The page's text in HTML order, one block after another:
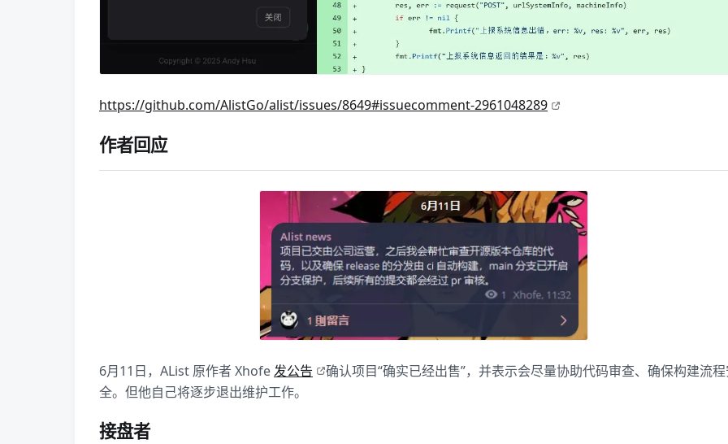
https://github.com/AlistGo/alist/issues/8649#issuecomment-2961048289
作者回应
6月11日，AList 原作者 Xhofe发公告
确认项目“确实已经出售”，并表示会尽量协助代码审查、确保构建流
全。但他自己将逐步退出维护工作。
接盘者